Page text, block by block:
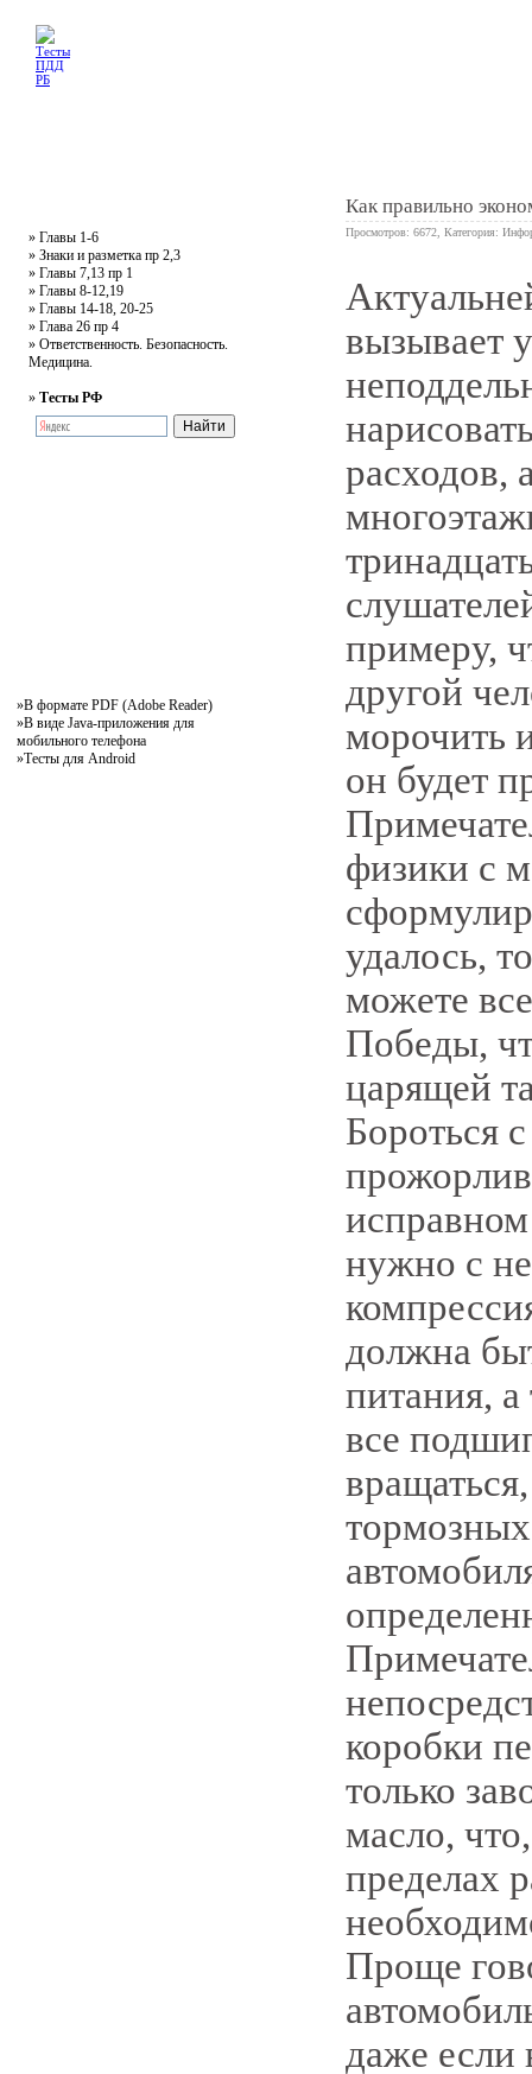
» Главы 1-6
» Знаки и разметка пр 2,3
» Главы 7,13 пр 1
» Главы 8-12,19
» Главы 14-18, 20-25
» Глава 26 пр 4
» Ответственность. Безопасность.
Медицина.
» Тесты РФ
»В формате PDF (Adobe Reader)
»В виде Java-приложения для
мобильного телефона
»Тесты для Android
Как правильно
Просмотров: 6672, Категория:
вызывает
расходов,
примеру,
другой
морочить
он будет
физики с
удалось,
можете
Победы,
царящей
Бороться
нужно с
должна
питания,
все
коробки
только
масло,
пределах
Проще
даже если